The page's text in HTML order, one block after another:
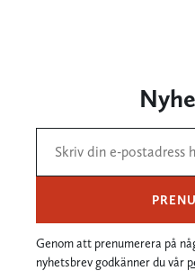
Genom att prenumerera på
nyhetsbrev godkänner du vår